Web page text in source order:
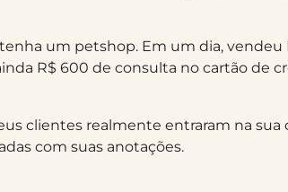
um petshop. Em um dia,
R$ 600 de consulta no cartão de
clientes realmente entraram na sua
com suas anotações.